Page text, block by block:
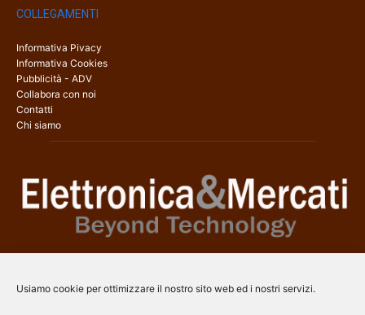
Usiamo cookie per ottimizzare il nostro sito web ed i nostri servizi.
COLLEGAMENTI
Informativa Pivacy
Informativa Cookies
Pubblicità - ADV
Collabora con noi
Contatti
Chi siamo
una copertura a 360° che coinvolge tecnologie, prodotti, mercati e